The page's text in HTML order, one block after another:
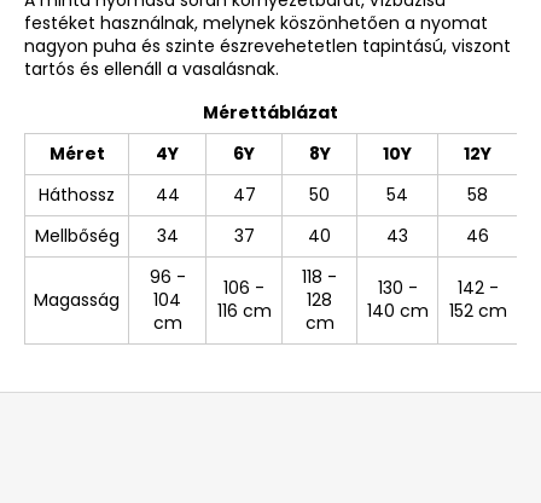
festéket használnak, melynek köszönhetően a nyomat
nagyon puha és szinte észrevehetetlen tapintású, viszont
tartós és ellenáll a vasalásnak.
Mérettáblázat
Méret
4Y 6Y 8Y 10Y
12Y
Háthossz
44 47 50 54
58
Mellbőség
34 37 40 43 46
Magasság
96 -
104
cm
106 -
116 cm
118 -
128
cm
130 -
140 cm
142 -
152 cm
L